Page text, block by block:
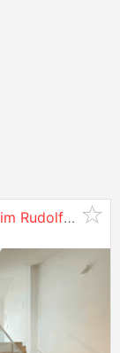
Lichtdurchflutete Luxus-Maisonette beim Rudolfsplatz mit